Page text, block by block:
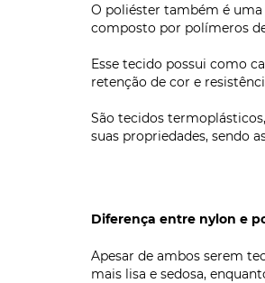
O poliéster também é uma
composto por polímeros
Esse tecido possui como
retenção de cor e
São tecidos
suas propriedades, sendo
Diferença entre nylon e
Apesar de ambos serem
mais lisa e sedosa,